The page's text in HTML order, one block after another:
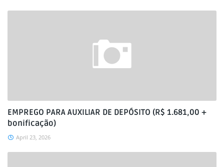
EMPREGO PARA AUXILIAR DE DEPÓSITO (R$ 1.681,00 +
bonificação)
April 23, 2026